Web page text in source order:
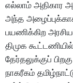
எல்லாம் அதிகார
அந்த
பயணிக்கிற
திமுக
தேர்தலுக்குப்
நாகரீகம்